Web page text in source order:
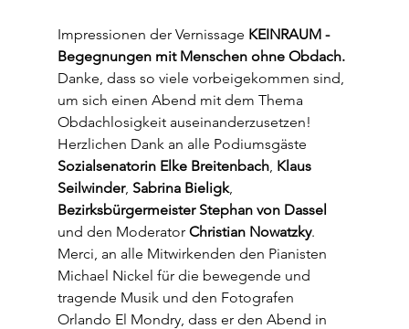
Impressionen der Vernissage KEINRAUM -
Begegnungen mit Menschen ohne Obdach.
Danke, dass so viele vorbeigekommen sind,
um sich einen Abend mit dem Thema
Obdachlosigkeit auseinanderzusetzen!
Herzlichen Dank an alle Podiumsgäste
Sozialsenatorin Elke Breitenbach, Klaus
Seilwinder, Sabrina Bieligk,
Bezirksbürgermeister Stephan von Dassel
und den Moderator Christian Nowatzky.
Merci, an alle Mitwirkenden den Pianisten
Michael Nickel für die bewegende und
tragende Musik und den Fotografen
Orlando El Mondry, dass er den Abend in